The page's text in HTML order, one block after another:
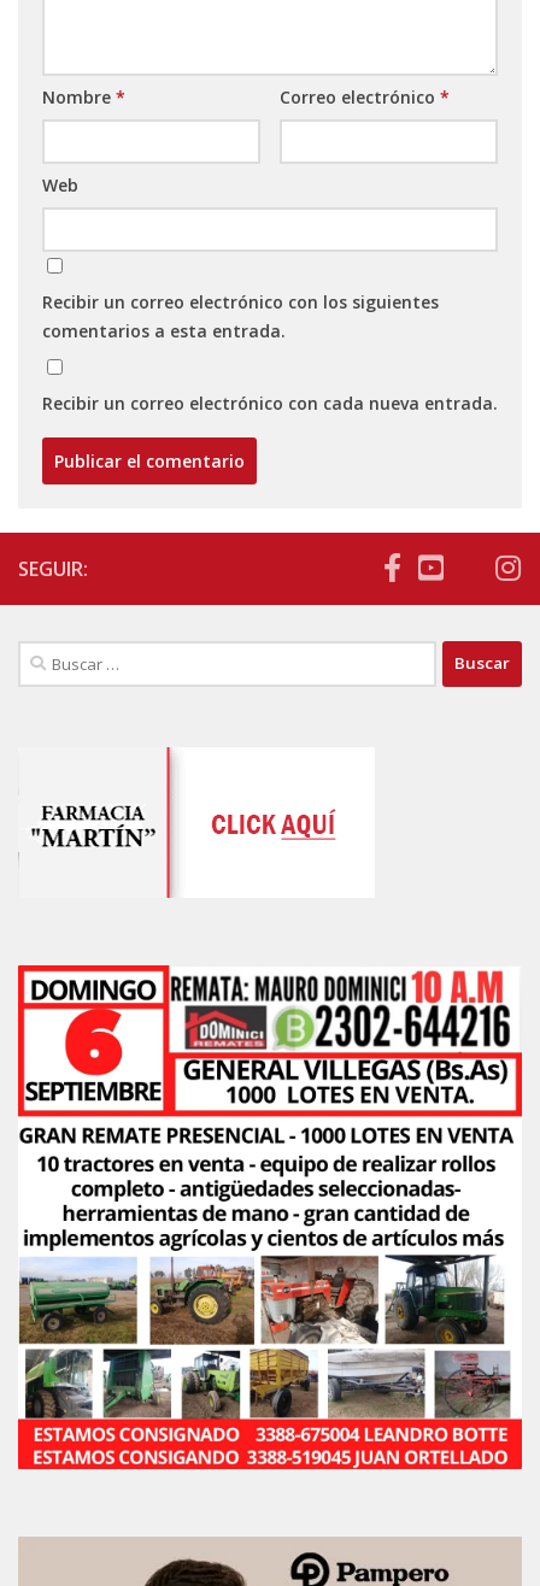
Nombre * Correo electrónico *
Web
Recibir un correo electrónico con los siguientes
comentarios a esta entrada.
Recibir un correo electrónico con cada nueva entrada.
SEGUIR:
Buscar: